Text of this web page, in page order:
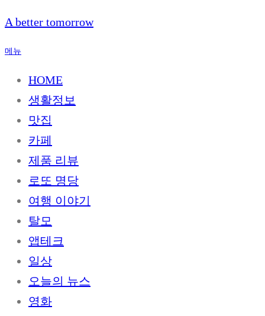
내
으
A better tomorrow
메뉴
HOME
생활정보
맛집
카페
제품 리뷰
로또 명당
여행 이야기
탈모
앱테크
일상
오늘의 뉴스
영화